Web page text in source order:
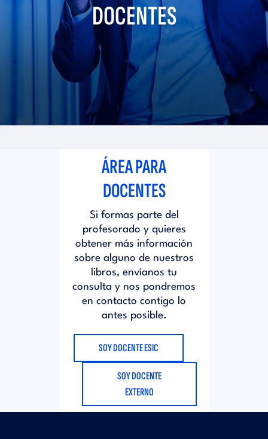
i
o
t
DOCENTES
ÁREA PARA
DOCENTES
Si formas parte del
profesorado y quieres
obtener más información
sobre alguno de nuestros
libros, envíanos tu
consulta y nos pondremos
en contacto contigo lo
antes posible.
SOY DOCENTE ESIC
SOY DOCENTE
EXTERNO